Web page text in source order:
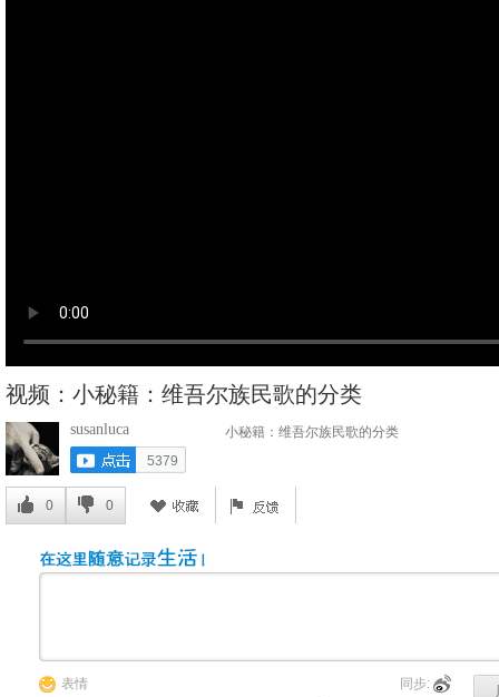
视频：小秘籍：维吾尔族民歌的分类
susanluca
5379
小秘籍：维吾尔族民歌的分类
0 0
表情 同步: